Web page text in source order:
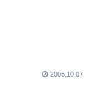
2005.10.07